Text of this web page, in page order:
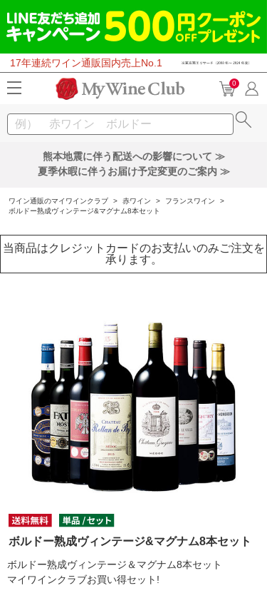
17年連続ワイン通販国内売上No.1
0
熊本地震に伴う配送への影響について ≫
夏季休暇に伴うお届け予定変更のご案内 ≫
ワイン通販のマイワインクラブ > 赤ワイン > フランスワイン
>
ボルドー熟成ヴィンテージ&マグナム8本セット
当商品はクレジットカードのお支払いのみご注文を
承ります。
ボルドー熟成ヴィンテージ&マグナム8本セット
ボルドー熟成ヴィンテージ＆マグナム8本セット
マイワインクラブお買い得セット!